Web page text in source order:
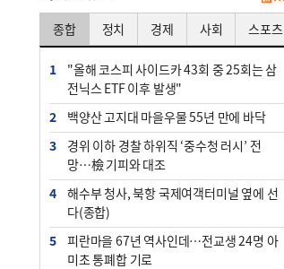
종합 정치 경제 사회 스포츠
1
"올해 코스피 사이드카 43회 중 25회는 삼
전닉스 ETF 이후 발생"
2
백양산 고지대 마을우물 55년 만에 바닥
3
경위 이하 경찰 하위직 ‘중수청 러시’ 전
망…檢 기피와 대조
4
해수부 청사, 북항 국제여객터미널 옆에 선
다(종합)
5
피란마을 67년 역사인데…전교생 24명 아
미초 통폐합 기로